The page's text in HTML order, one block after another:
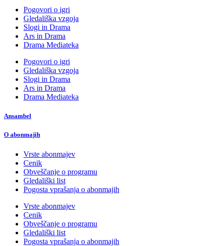
Pogovori o igri
Gledališka vzgoja
Slogi in Drama
Ars in Drama
Drama Mediateka
Pogovori o igri
Gledališka vzgoja
Slogi in Drama
Ars in Drama
Drama Mediateka
Ansambel
O abonmajih
Vrste abonmajev
Cenik
Obveščanje o programu
Gledališki list
Pogosta vprašanja o abonmajih
Vrste abonmajev
Cenik
Obveščanje o programu
Gledališki list
Pogosta vprašanja o abonmajih